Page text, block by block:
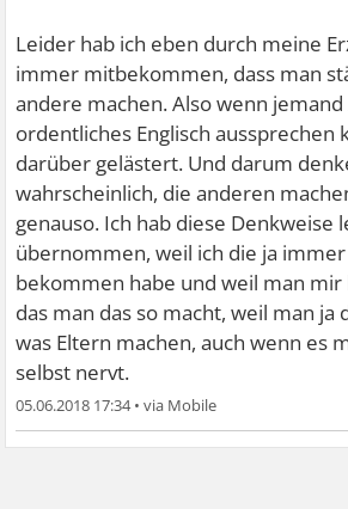
Leider hab ich eben durch meine
immer mitbekommen, dass man
andere machen. Also wenn jemand
ordentliches Englisch aussprechen
darüber gelästert. Und darum
wahrscheinlich, die anderen
genauso. Ich hab diese Denkweise
übernommen, weil ich die ja
bekommen habe und weil man mir
das man das so macht, weil man ja
was Eltern machen, auch wenn es
selbst nervt.
05.06.2018 17:34•